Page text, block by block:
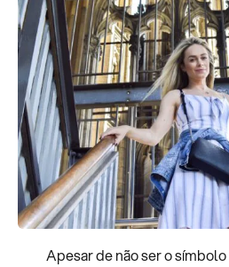
Apesar de não ser o